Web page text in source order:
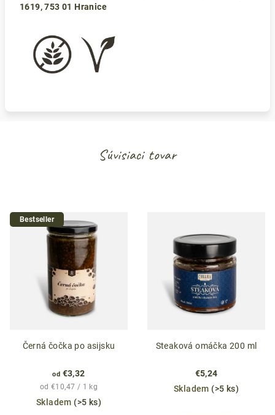
1619, 753 01 Hranice
Súvisiaci tovar
Bestseller
Černá čočka po asijsku
od €3,32
Jednotková
cena:
od €10,47 / 1 kg
Skladem (>5 ks)
Steaková omáčka 200 ml
€5,24
Skladem (>5 ks)